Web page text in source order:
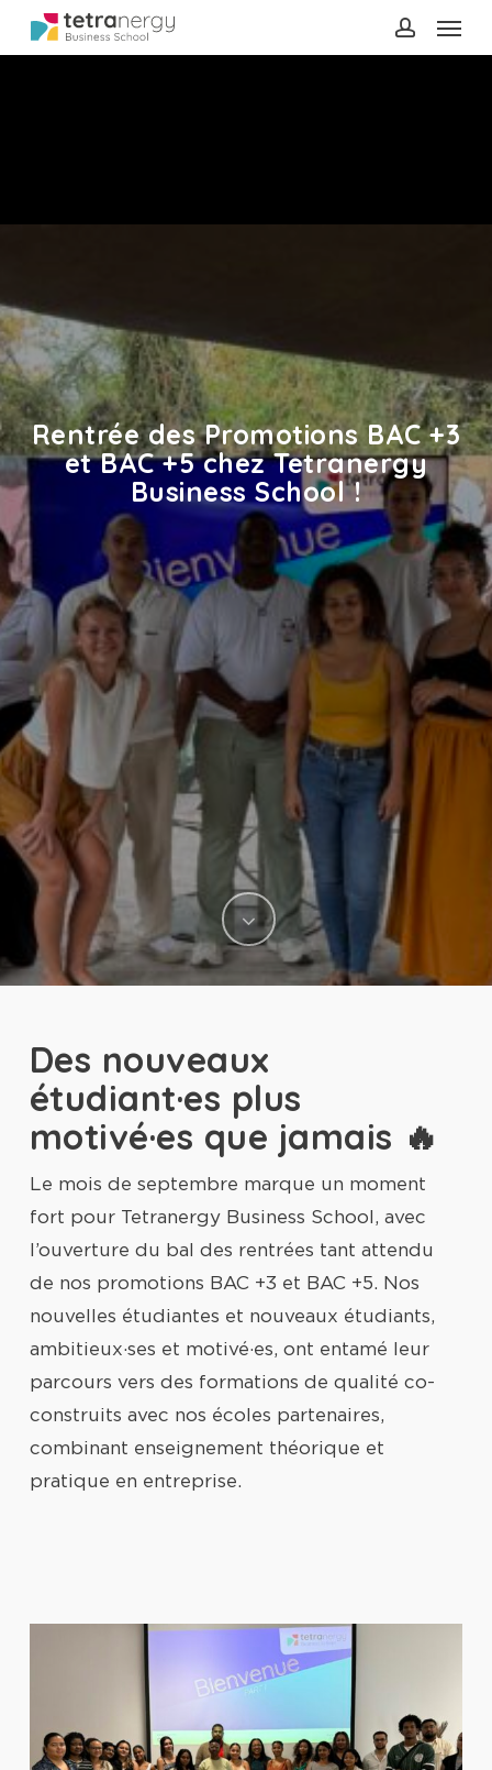
Skip
account
Rentrée des Promotions BAC +3
et BAC +5 chez Tetranergy
Business School !
Des nouveaux
étudiant·es plus
motivé·es que jamais 🔥
Le mois de septembre marque un moment
fort pour Tetranergy Business School, avec
l’ouverture du bal des rentrées tant attendu
de nos promotions BAC +3 et BAC +5. Nos
nouvelles étudiantes et nouveaux étudiants,
ambitieux·ses et motivé·es, ont entamé leur
parcours vers des formations de qualité co-
construits avec nos écoles partenaires,
combinant enseignement théorique et
pratique en entreprise.